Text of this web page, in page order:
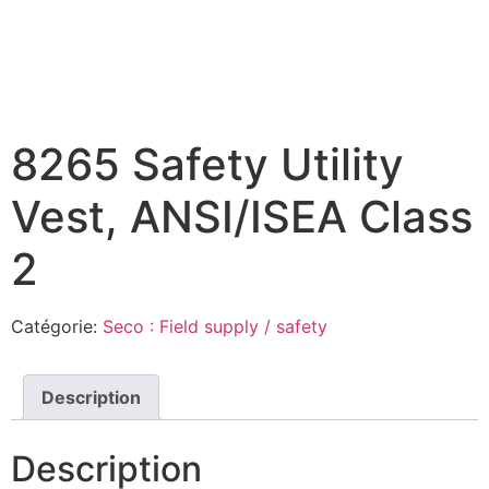
8265 Safety Utility
Vest, ANSI/ISEA Class
2
Catégorie: Seco : Field supply / safety
Description
Description